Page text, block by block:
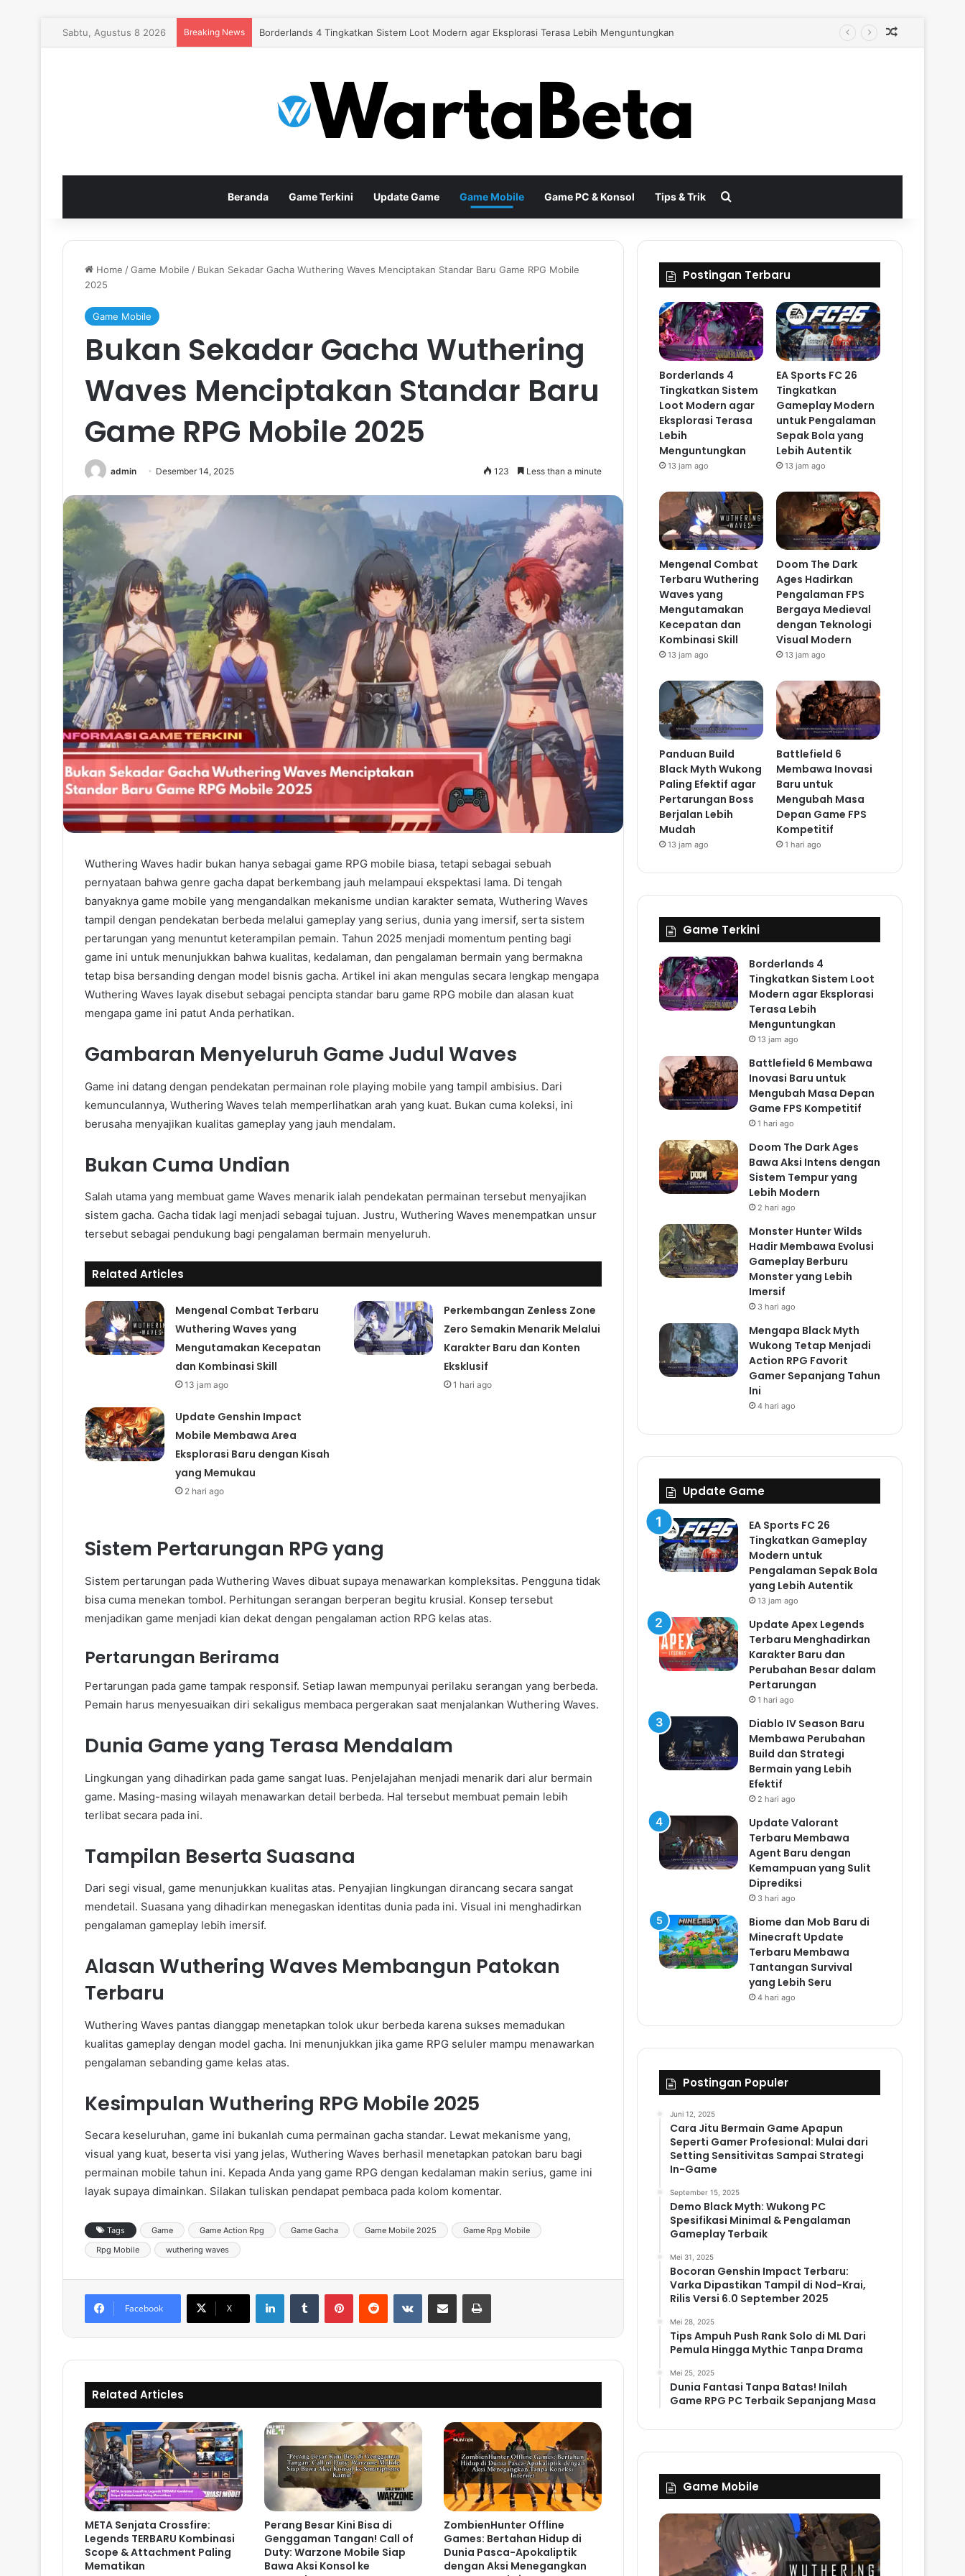
Sabtu, Agustus 8 2026 Breaking News EA Sports FC 26 Tingkatkan Gameplay Modern untuk Pengalaman Sepak Bola yang Lebih Autentik
Beranda Game Terkini Update Game Game Mobile Game PC & Konsol Tips & Trik
Home /Game Mobile / Bukan Sekadar Gacha Wuthering Waves Menciptakan Standar Baru Game RPG Mobile
2025
Game Mobile
Bukan Sekadar Gacha Wuthering
Waves Menciptakan Standar Baru
Game RPG Mobile 2025
admin Desember 14, 2025 123 Less than a minute
Wuthering Waves hadir bukan hanya sebagai game RPG mobile biasa, tetapi sebagai sebuah
pernyataan bahwa genre gacha dapat berkembang jauh melampaui ekspektasi lama. Di tengah
banyaknya game mobile yang mengandalkan mekanisme undian karakter semata, Wuthering Waves
tampil dengan pendekatan berbeda melalui gameplay yang serius, dunia yang imersif, serta sistem
pertarungan yang menuntut keterampilan pemain. Tahun 2025 menjadi momentum penting bagi
game ini untuk menunjukkan bahwa kualitas, kedalaman, dan pengalaman bermain yang bermakna
tetap bisa bersanding dengan model bisnis gacha. Artikel ini akan mengulas secara lengkap mengapa
Wuthering Waves layak disebut sebagai pencipta standar baru game RPG mobile dan alasan kuat
mengapa game ini patut Anda perhatikan.
Gambaran Menyeluruh Game Judul Waves
Game ini datang dengan pendekatan permainan role playing mobile yang tampil ambisius. Dari
kemunculannya, Wuthering Waves telah memperlihatkan arah yang kuat. Bukan cuma koleksi, ini
berusaha menyajikan kualitas gameplay yang jauh mendalam.
Bukan Cuma Undian
Salah utama yang membuat game Waves menarik ialah pendekatan permainan tersebut menyajikan
sistem gacha. Gacha tidak lagi menjadi sebagai tujuan. Justru, Wuthering Waves menempatkan unsur
tersebut sebagai pendukung bagi pengalaman bermain menyeluruh.
Related Articles
Mengenal Combat Terbaru
Wuthering Waves yang
Mengutamakan Kecepatan
dan Kombinasi Skill
13 jam ago
Perkembangan Zenless Zone
Zero Semakin Menarik Melalui
Karakter Baru dan Konten
Eksklusif
1 hari ago
Update Genshin Impact
Mobile Membawa Area
Eksplorasi Baru dengan Kisah
yang Memukau
2 hari ago
Sistem Pertarungan RPG yang
Sistem pertarungan pada Wuthering Waves dibuat supaya menawarkan kompleksitas. Pengguna tidak
bisa cuma menekan tombol. Perhitungan serangan berperan begitu krusial. Konsep tersebut
menjadikan game menjadi kian dekat dengan pengalaman action RPG kelas atas.
Pertarungan Berirama
Pertarungan pada game tampak responsif. Setiap lawan mempunyai perilaku serangan yang berbeda.
Pemain harus menyesuaikan diri sekaligus membaca pergerakan saat menjalankan Wuthering Waves.
Dunia Game yang Terasa Mendalam
Lingkungan yang dihadirkan pada game sangat luas. Penjelajahan menjadi menarik dari alur bermain
game. Masing-masing wilayah menawarkan detail berbeda. Hal tersebut membuat pemain lebih
terlibat secara pada ini.
Tampilan Beserta Suasana
Dari segi visual, game menunjukkan kualitas atas. Penyajian lingkungan dirancang secara sangat
mendetail. Suasana yang dihadirkan menegaskan identitas dunia pada ini. Visual ini menghadirkan
pengalaman gameplay lebih imersif.
Alasan Wuthering Waves Membangun Patokan
Terbaru
Wuthering Waves pantas dianggap menetapkan tolok ukur berbeda karena sukses memadukan
kualitas gameplay dengan model gacha. Ini menunjukkan jika game RPG seluler mampu menawarkan
pengalaman sebanding game kelas atas.
Kesimpulan Wuthering RPG Mobile 2025
Secara keseluruhan, game ini bukanlah cuma permainan gacha standar. Lewat mekanisme yang,
visual yang kuat, beserta visi yang jelas, Wuthering Waves berhasil menetapkan patokan baru bagi
permainan mobile tahun ini. Kepada Anda yang game RPG dengan kedalaman makin serius, game ini
layak supaya dimainkan. Silakan tuliskan pendapat pembaca pada kolom komentar.
Tags Game Game Action Rpg Game Gacha Game Mobile 2025
Game Rpg Mobile
Rpg Mobile
wuthering waves
Facebook X
Related Articles
META Senjata Crossfire:
Legends TERBARU Kombinasi
Scope & Attachment Paling
Mematikan
Perang Besar Kini Bisa di
Genggaman Tangan! Call of
Duty: Warzone Mobile Siap
Bawa Aksi Konsol ke
ZombienHunter Offline
Games: Bertahan Hidup di
Dunia Pasca-Apokaliptik
dengan Aksi Menegangkan
Postingan Terbaru
Borderlands 4
Tingkatkan Sistem
Loot Modern agar
Eksplorasi Terasa
Lebih
Menguntungkan
13 jam ago
EA Sports FC 26
Tingkatkan
Gameplay Modern
untuk Pengalaman
Sepak Bola yang
Lebih Autentik
13 jam ago
Mengenal Combat
Terbaru Wuthering
Waves yang
Mengutamakan
Kecepatan dan
Kombinasi Skill
13 jam ago
Doom The Dark
Ages Hadirkan
Pengalaman FPS
Bergaya Medieval
dengan Teknologi
Visual Modern
13 jam ago
Panduan Build
Black Myth Wukong
Paling Efektif agar
Pertarungan Boss
Berjalan Lebih
Mudah
13 jam ago
Battlefield 6
Membawa Inovasi
Baru untuk
Mengubah Masa
Depan Game FPS
Kompetitif
1 hari ago
Game Terkini
Borderlands 4
Tingkatkan Sistem Loot
Modern agar Eksplorasi
Terasa Lebih
Menguntungkan
13 jam ago
Battlefield 6 Membawa
Inovasi Baru untuk
Mengubah Masa Depan
Game FPS Kompetitif
1 hari ago
Doom The Dark Ages
Bawa Aksi Intens dengan
Sistem Tempur yang
Lebih Modern
2 hari ago
Monster Hunter Wilds
Hadir Membawa Evolusi
Gameplay Berburu
Monster yang Lebih
Imersif
3 hari ago
Mengapa Black Myth
Wukong Tetap Menjadi
Action RPG Favorit
Gamer Sepanjang Tahun
Ini
4 hari ago
Update Game
EA Sports FC 26
Tingkatkan Gameplay
Modern untuk
Pengalaman Sepak Bola
yang Lebih Autentik
13 jam ago
Update Apex Legends
Terbaru Menghadirkan
Karakter Baru dan
Perubahan Besar dalam
Pertarungan
1 hari ago
Diablo IV Season Baru
Membawa Perubahan
Build dan Strategi
Bermain yang Lebih
Efektif
2 hari ago
Update Valorant
Terbaru Membawa
Agent Baru dengan
Kemampuan yang Sulit
Diprediksi
3 hari ago
Biome dan Mob Baru di
Minecraft Update
Terbaru Membawa
Tantangan Survival
yang Lebih Seru
4 hari ago
Postingan Populer
Juni 12, 2025
Cara Jitu Bermain Game Apapun
Seperti Gamer Profesional: Mulai dari
Setting Sensitivitas Sampai Strategi
In-Game
September 15, 2025
Demo Black Myth: Wukong PC
Spesifikasi Minimal & Pengalaman
Gameplay Terbaik
Mei 31, 2025
Bocoran Genshin Impact Terbaru:
Varka Dipastikan Tampil di Nod-Krai,
Rilis Versi 6.0 September 2025
Mei 28, 2025
Tips Ampuh Push Rank Solo di ML Dari
Pemula Hingga Mythic Tanpa Drama
Mei 25, 2025
Dunia Fantasi Tanpa Batas! Inilah
Game RPG PC Terbaik Sepanjang Masa
Game Mobile